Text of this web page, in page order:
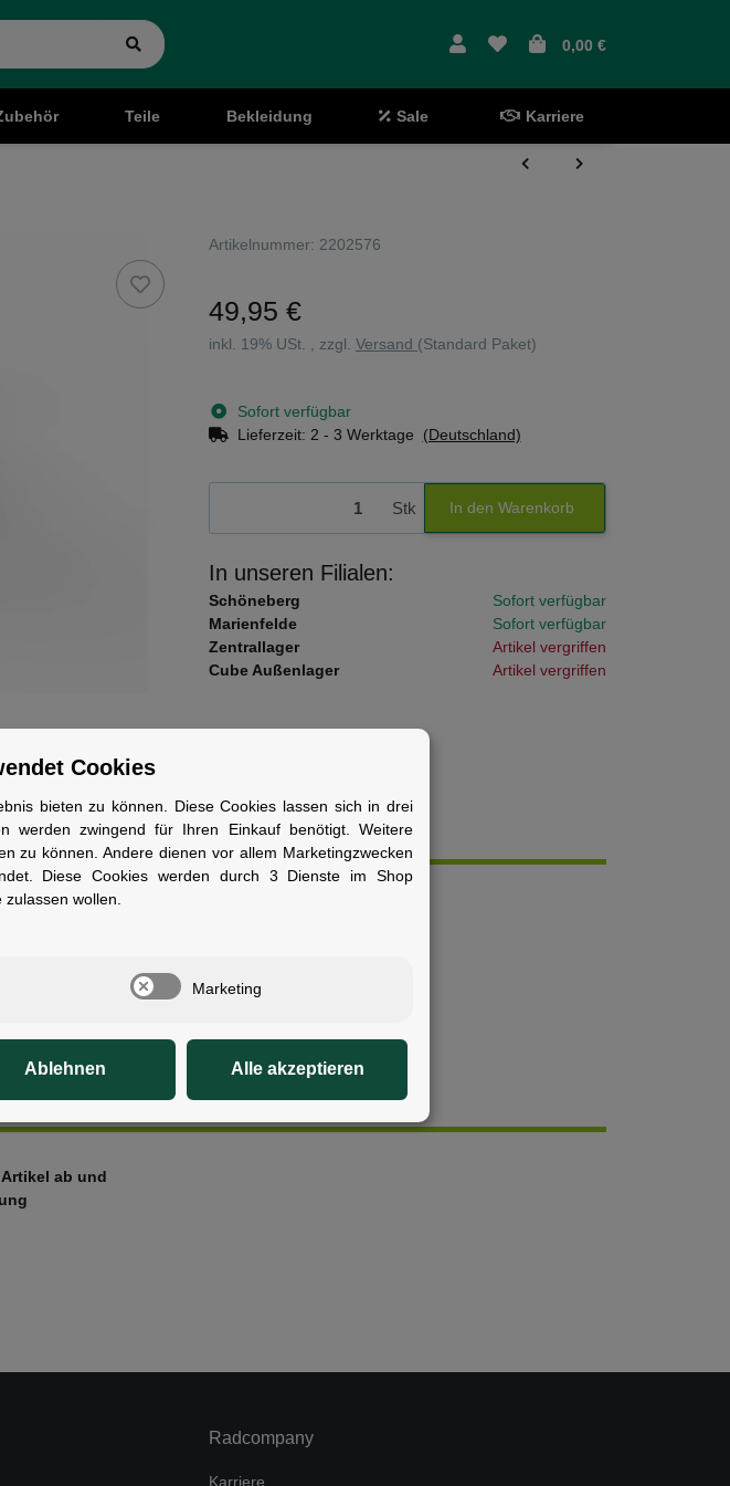
0,00 €
Teile Bekleidung Sale Karriere
Artikelnummer: 2202576
49,95 €
inkl. 19% USt. , zzgl. Versand (Standard Paket)
Sofort verfügbar
Lieferzeit: 2 - 3 Werktage (Deutschland)
Stk In den Warenkorb
In unseren Filialen:
Schöneberg
Sofort verfügbar
Marienfelde
Sofort verfügbar
Zentrallager
Artikel vergriffen
Cube Außenlager
Artikel vergriffen
du mit dem DIRT 2.0 genau richtig. Die robuste ABS-
der Dirtline und im urbanen Straßenjungel.
ab und
Radcompany
Karriere
Cookies
bieten zu können. Diese Cookies lassen sich in drei
werden zwingend für Ihren Einkauf benötigt. Weitere
zu können. Andere dienen vor allem Marketingzwecken
Diese Cookies werden durch 3 Dienste im Shop
wollen.
Marketing
Ablehnen Alle akzeptieren